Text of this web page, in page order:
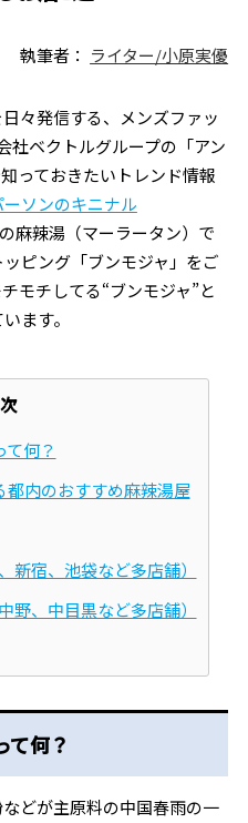
執筆者： ライター/小原実優
々発信する、メンズファッ
社ベクトルグループの「アン
っておきたいトレンド情報
ソンのキニナル
麻辣湯（マーラータン）で
ピング「ブンモジャ」をご
モチしてる“ブンモジャ”と
ます。
何？
都内のおすすめ麻辣湯屋
新宿、池袋など多店舗）
野、中目黒など多店舗）
て何？
どが主原料の中国春雨の一